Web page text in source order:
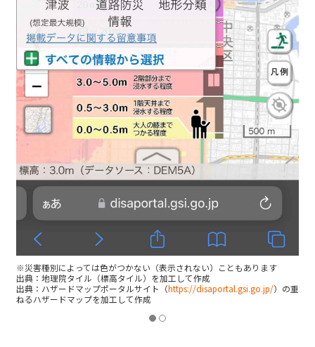
※災害種別によっては色がつかない（表示されない）こともあります
出典：地理院タイル（標高タイル）を加工して作成
出典：ハザードマップポータルサイト（https://disaportal.gsi.go.jp/）の重
ねるハザードマップを加工して作成